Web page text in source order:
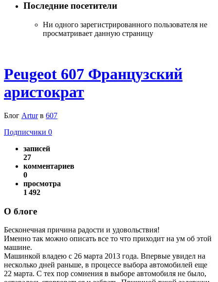
Последние посетители
Ни одного зарегистрированного пользователя не
просматривает данную страницу
Peugeot 607 Французский
аристократ
Блог Аrturв 607
Подписчики 0
записей
27
комментариев
0
просмотра
1 492
О блоге
Бесконечная причина радости и удовольствия!
Именно так можно описать все то что приходит на ум об этой
машине.
Машинкой владею с 26 марта 2013 года. Впервые увидел на
несколько дней раньше, в процессе выбора автомобилей еще
22 марта. С тех пор сомнения в выборе автомобиля не было,